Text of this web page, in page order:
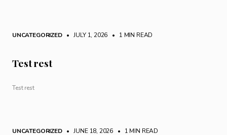
UNCATEGORIZED • JULY 1, 2026 • 1 MIN READ
Test rest
Test rest
UNCATEGORIZED • JUNE 18, 2026 • 1 MIN READ